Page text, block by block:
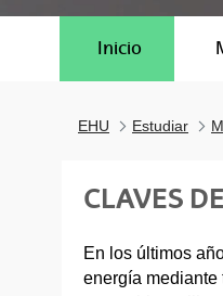
Inicio
EHU Estudiar
CLAVES
En los últimos
energía mediante